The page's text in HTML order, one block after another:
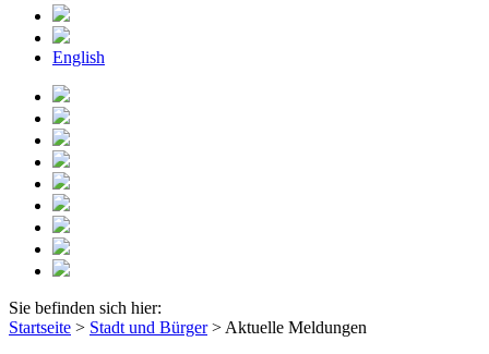
English
Sie befinden sich hier:
Startseite > Stadt und Bürger> Aktuelle Meldungen